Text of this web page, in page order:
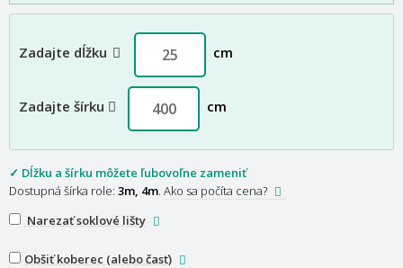
Zadajte dĺžku cm
Zadajte šírku cm
✓ Dĺžku a šírku môžete ľubovoľne zameniť
Dostupná šírka role: 3m, 4m Ako sa počíta cena?
Narezať soklové lišty
Obšiť koberec (alebo časť)